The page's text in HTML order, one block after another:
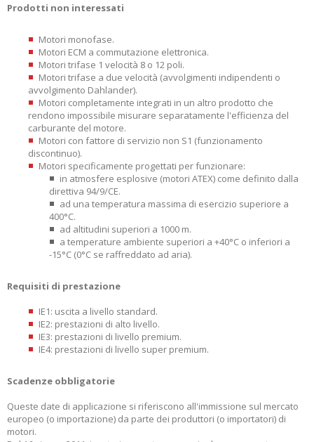
Prodotti non interessati
Motori monofase.
Motori ECM a commutazione elettronica.
Motori trifase 1 velocità 8 o 12 poli.
Motori trifase a due velocità (avvolgimenti indipendenti o
avvolgimento Dahlander).
Motori completamente integrati in un altro prodotto che
rendono impossibile misurare separatamente l'efficienza del
carburante del motore.
Motori con fattore di servizio non S1 (funzionamento
discontinuo).
Motori specificamente progettati per funzionare:
in atmosfere esplosive (motori ATEX) come definito dalla
direttiva 94/9/CE.
ad una temperatura massima di esercizio superiore a
400°C.
ad altitudini superiori a 1000 m.
a temperature ambiente superiori a +40°C o inferiori a
-15°C (0°C se raffreddato ad aria).
Requisiti di prestazione
IE1: uscita a livello standard.
IE2: prestazioni di alto livello.
IE3: prestazioni di livello premium.
IE4: prestazioni di livello super premium.
Scadenze obbligatorie
Queste date di applicazione si riferiscono all'immissione sul mercato
europeo (o importazione) da parte dei produttori (o importatori) di
motori.